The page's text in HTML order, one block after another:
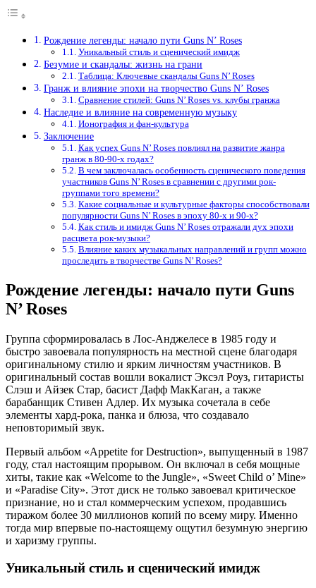
Рождение легенды: начало пути Guns N’ Roses
Уникальный стиль и сценический имидж
Безумие и скандалы: жизнь на грани
Таблица: Ключевые скандалы Guns N’ Roses
Гранж и влияние эпохи на творчество Guns N’ Roses
Сравнение стилей: Guns N’ Roses vs. клубы гранжа
Наследие и влияние на современную музыку
Ионография и фан-культура
Заключение
Как успех Guns N’ Roses повлиял на развитие жанра
гранж в 80-90-х годах?
В чем заключалась особенность сценического поведения
участников Guns N’ Roses в сравнении с другими рок-
группами того времени?
Какие социальные и культурные факторы способствовали
популярности Guns N’ Roses в эпоху 80-х и 90-х?
Как стиль и имидж Guns N’ Roses отражали дух эпохи
расцвета рок-музыки?
Влияние каких музыкальных направлений и групп можно
проследить в творчестве Guns N’ Roses?
Рождение легенды: начало пути Guns
N’ Roses
Группа сформировалась в Лос-Анджелесе в 1985 году и
быстро завоевала популярность на местной сцене благодаря
оригинальному стилю и ярким личностям участников. В
оригинальный состав вошли вокалист Эксэл Роуз, гитаристы
Слэш и Айзек Стар, басист Дафф МакКаган, а также
барабанщик Стивен Адлер. Их музыка сочетала в себе
элементы хард-рока, панка и блюза, что создавало
неповторимый звук.
Первый альбом «Appetite for Destruction», выпущенный в 1987
году, стал настоящим прорывом. Он включал в себя мощные
хиты, такие как «Welcome to the Jungle», «Sweet Child o’ Mine»
и «Paradise City». Этот диск не только завоевал критическое
признание, но и стал коммерческим успехом, продавшись
тиражом более 30 миллионов копий по всему миру. Именно
тогда мир впервые по-настоящему ощутил безумную энергию
и харизму группы.
Уникальный стиль и сценический имидж